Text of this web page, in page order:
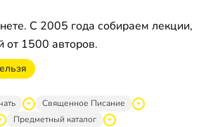
С 2005 года собираем лекции,
1500 авторов.
Священное Писание
Предметный каталог